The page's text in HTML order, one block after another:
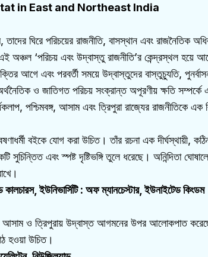
in East and Northeast India
ঘিরে পরিচয়ের রাজনীতি, বাসস্থান এবং রাজনৈতিক
অঞ্চল ‘পরিচয় এবং উদ্বাস্তু রাজনীতি’র কেন্দ্রস্থল হয়ে
আগে এবং পরবর্তী সময়ে উদ্বাস্তুদের বাস্তুচ্যুতি,
ও জাতিগত পরিচয় সংক্রান্ত অপূরণীয় ক্ষতি
পশ্চিমবঙ্গ, আসাম এবং ত্রিপুরা রাজ্যের রাজনীতিকে এক
বইকে যোগ করা উচিত। তাঁর রচনা এক দীর্ঘস্থায়ী,
সুচিন্তিত এবং স্পষ্ট দৃষ্টিভঙ্গি তুলে ধরেছে। অনিন্দিতা
ইউনিভার্সিটি : অফ ম্যানচেস্টার, ইউনাইটেড কিংডম
আসাম ও ত্রিপুরায় উদ্বাস্ত আগমনের উপর আলোকপাত
হওয়া উচিত।